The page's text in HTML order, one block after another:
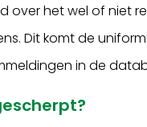
over het wel of niet
Dit komt de
in de